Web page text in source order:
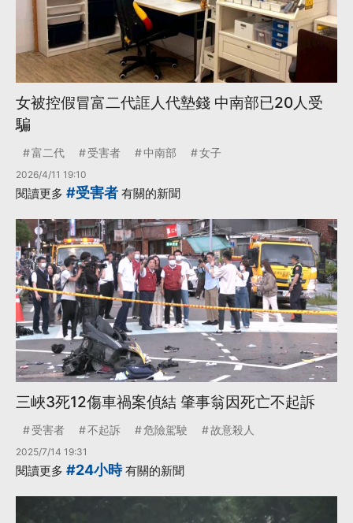
女被控假冒富二代誆人代墊錢 中南部已20人受
騙
富二代 受害者 中南部 女子
2026/4/11 19:10
閱讀更多 #受害者 有關的新聞
三峽3死12傷車禍案偵結 肇事翁因死亡不起訴
受害者 不起訴 危險駕駛 故意殺人
2025/7/14 19:31
閱讀更多 #24小時有關的新聞